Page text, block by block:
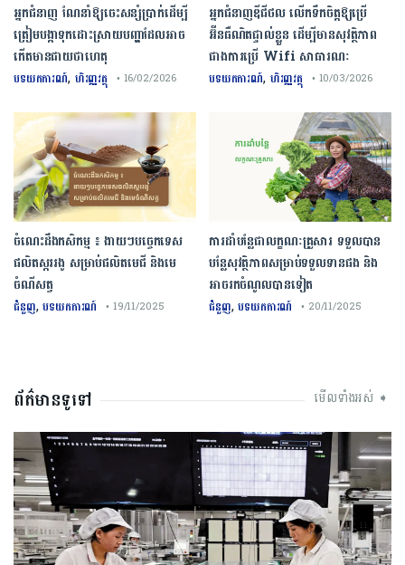
អ្នកជំនាញឌីជីថល លើកទឹកចិត្តឱ្យប្រើ
អ៊ីនធឺណិតផ្ទាល់ខ្លួន ដើម្បីមានសុវត្ថិភាព
ជាងការប្រើ Wifi​ សាធារណៈ
បទយកការណ៍, ហិរញ្ញវត្ថុ • 10/03/2026
អ្នកជំនាញ ណែនាំឱ្យចេះសន្សំប្រាក់ដើម្បី
ត្រៀមបង្កាទុកដោះស្រាយបញ្ហាដែលអាច
កើតមានជាយថាហេតុ
បទយកការណ៍, ហិរញ្ញវត្ថុ • 16/02/2026
ការដាំបន្លែជាលក្ខណៈគ្រួសារ ទទួលបាន
បន្លែសុវត្ថិភាពសម្រាប់ទទួលទានផង និង
អាចរកចំណូលបានទៀត
ជំនួញ,បទយកការណ៍ • 20/11/2025
ចំណេះដឹងកសិកម្ម ៖ ងាយៗបច្ចេកទេស
ផលិតស្កររងូ សម្រាប់ផលិតមេជី និងមេ
ចំណីសត្វ
ជំនួញ,បទយកការណ៍ • 19/11/2025
ព័ត៌មានទូទៅ មើលទាំងអស់ ➧